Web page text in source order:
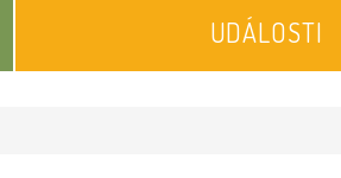
UDÁLOSTI